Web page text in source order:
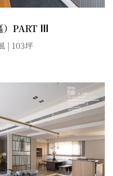
）PART Ⅲ
| 103坪